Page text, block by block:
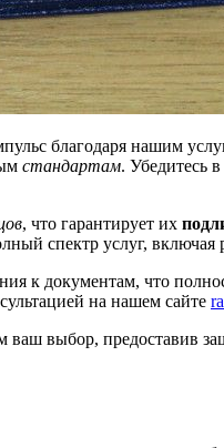
благодаря нашим
стандартам. Убедитесь
, что гарантирует их
спектр услуг, включая
к документам, что
на нашем сайте
выбор, предоставив